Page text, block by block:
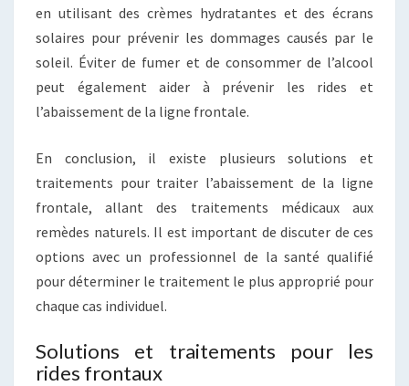
en utilisant des crèmes hydratantes et des écrans
solaires pour prévenir les dommages causés par le
soleil. Éviter de fumer et de consommer de l’alcool
peut également aider à prévenir les rides et
l’abaissement de la ligne frontale.
En conclusion, il existe plusieurs solutions et
traitements pour traiter l’abaissement de la ligne
frontale, allant des traitements médicaux aux
remèdes naturels. Il est important de discuter de ces
options avec un professionnel de la santé qualifié
pour déterminer le traitement le plus approprié pour
chaque cas individuel.
Solutions et traitements pour les
rides frontaux